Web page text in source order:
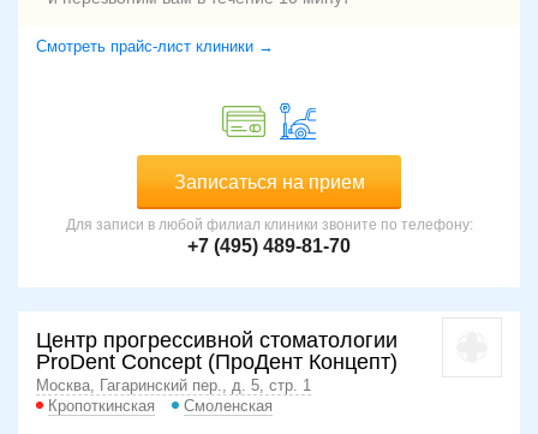
Смотреть прайс-лист клиники →
Записаться на прием
Для записи в любой филиал клиники звоните по телефону:
+7 (495) 489-81-70
Центр прогрессивной стоматологии
ProDent Concept (ПроДент Концепт)
Москва, Гагаринский пер., д. 5, стр. 1
Кропоткинская
Смоленская